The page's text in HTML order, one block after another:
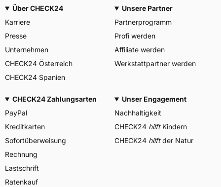
Über CHECK24
Karriere
Presse
Unternehmen
CHECK24 Österreich
CHECK24 Spanien
Unsere Partner
Partnerprogramm
Profi werden
Affiliate werden
Werkstattpartner werden
CHECK24 Zahlungsarten
PayPal
Kreditkarten
Sofortüberweisung
Rechnung
Lastschrift
Ratenkauf
Unser Engagement
Nachhaltigkeit
CHECK24 hilftKindern
CHECK24 hilftder Natur